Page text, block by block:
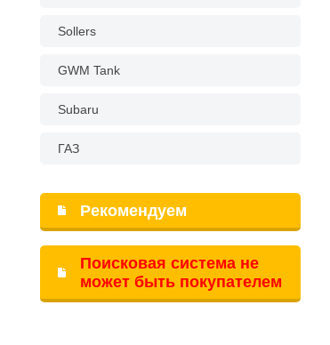
Sollers
GWM Tank
Subaru
ГАЗ
Рекомендуем
Поисковая система не
может быть покупателем